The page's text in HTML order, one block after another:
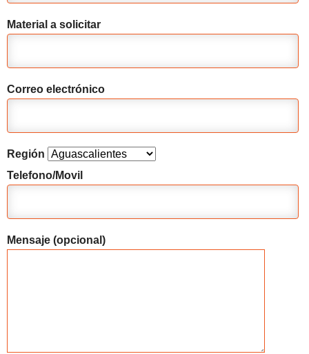
Material a solicitar
Correo electrónico
Región
Telefono/Movil
Mensaje (opcional)